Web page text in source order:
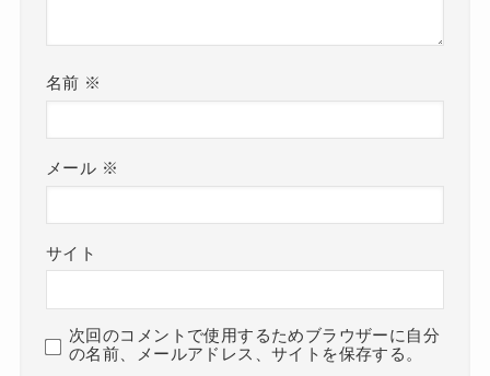
名前 ※
メール ※
サイト
次回のコメントで使用するためブラウザーに自分
の名前、メールアドレス、サイトを保存する。